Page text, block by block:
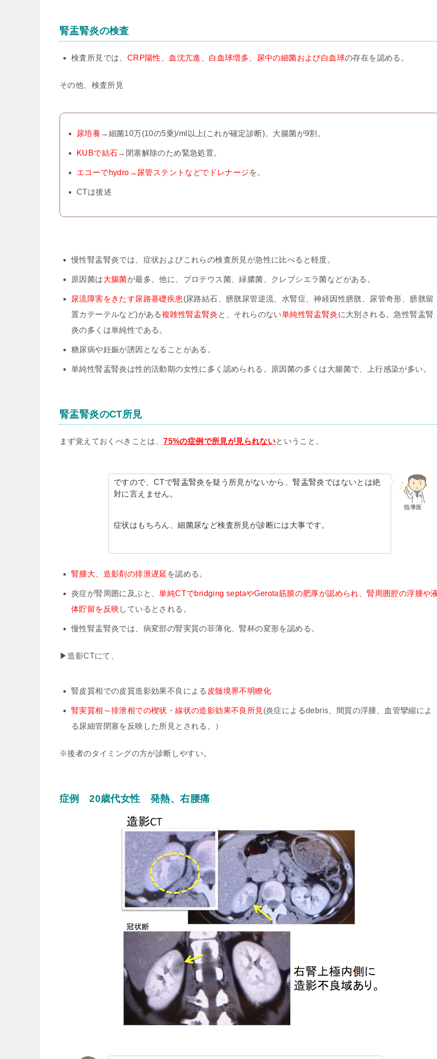
腎盂腎炎の検査
検査所見では、 CRP陽性、血沈亢進、白血球増多、尿中の細菌および白血球の存在を認める。
その他、検査所見
尿培養 →細菌10万(10の5乗)/ml以上(これが確定診断)。大腸菌が9割。
KUBで結石→閉塞解除のため緊急処置。
エコーでhydro→尿管ステントなどでドレナージ を。
CTは後述
慢性腎盂腎炎では、症状およびこれらの検査所見が急性に比べると軽度。
原因菌は大腸菌が最多。他に、プロテウス菌、緑膿菌、クレブシエラ菌などがある。
尿流障害をきたす尿路基礎疾患 (尿路結石、膀胱尿管逆流、水腎症、神経因性膀胱、尿管奇形、膀胱留
置カテーテルなど)がある複雑性腎盂腎炎 と、それらのない単純性腎盂腎炎に大別される。急性腎盂腎
炎の多くは単純性である。
糖尿病や妊娠が誘因となることがある。
単純性腎盂腎炎は性的活動期の女性に多く認められる。原因菌の多くは大腸菌で、上行感染が多い。
腎盂腎炎のCT所見
まず覚えておくべきことは、75%の症例で所見が見られないということ。
指導医
ですので、CTで腎盂腎炎を疑う所見がないから、腎盂腎炎ではないとは絶
対に言えません。
症状はもちろん、細菌尿など検査所見が診断には大事です。
腎腫大、造影剤の排泄遅延 を認める。
炎症が腎周囲に及ぶと、単純CTでbridging septaやGerota筋膜の肥厚が認められ、腎周囲腔の浮腫や
体貯留を反映 しているとされる。
慢性腎盂腎炎では、病変部の腎実質の菲薄化、腎杯の変形を認める。
▶造影CTにて、
腎皮質相での皮質造影効果不良による 皮髄境界不明瞭化
腎実質相～排泄相での楔状・線状の造影効果不良所見(炎症によるdebris、間質の浮腫、血管攣縮によ
る尿細管閉塞を反映した所見とされる。）
※後者のタイミングの方が診断しやすい。
症例 20歳代女性 発熱、右腰痛